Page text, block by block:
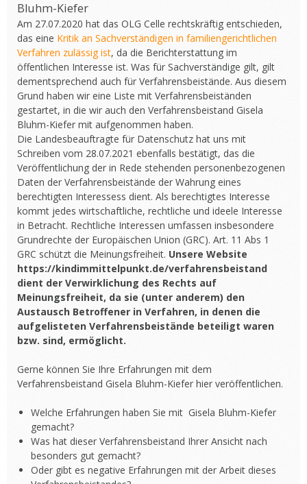
Bluhm-Kiefer
Am 27.07.2020 hat das OLG Celle rechtskräftig entschieden,
das eine Kritik an Sachverständigen in familiengerichtlichen
Verfahren zulässig ist, da die Berichterstattung im
öffentlichen Interesse ist. Was für Sachverständige gilt, gilt
dementsprechend auch für Verfahrensbeistände. Aus diesem
Grund haben wir eine Liste mit Verfahrensbeiständen
gestartet, in die wir auch den Verfahrensbeistand Gisela
Bluhm-Kiefer mit aufgenommen haben.
Die Landesbeauftragte für Datenschutz hat uns mit
Schreiben vom 28.07.2021 ebenfalls bestätigt, das die
Veröffentlichung der in Rede stehenden personenbezogenen
Daten der Verfahrensbeistände der Wahrung eines
berechtigten Interessess dient. Als berechtigtes Interesse
kommt jedes wirtschaftliche, rechtliche und ideele Interesse
in Betracht. Rechtliche Interessen umfassen insbesondere
Grundrechte der Europäischen Union (GRC). Art. 11 Abs 1
GRC schützt die Meinungsfreiheit. Unsere Website
https://kindimmittelpunkt.de/verfahrensbeistand
dient der Verwirklichung des Rechts auf
Meinungsfreiheit, da sie (unter anderem) den
Austausch Betroffener in Verfahren, in denen die
aufgelisteten Verfahrensbeistände beteiligt waren
bzw. sind, ermöglicht.
Gerne können Sie Ihre Erfahrungen mit dem
Verfahrensbeistand Gisela Bluhm-Kiefer hier veröffentlichen.
Welche Erfahrungen haben Sie mit Gisela Bluhm-Kiefer
gemacht?
Was hat dieser Verfahrensbeistand Ihrer Ansicht nach
besonders gut gemacht?
Oder gibt es negative Erfahrungen mit der Arbeit dieses